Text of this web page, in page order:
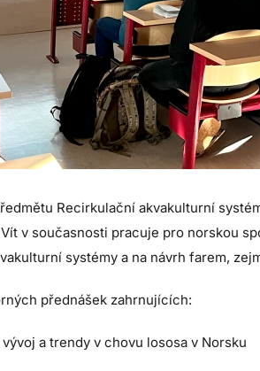
Recirkulační akvakulturní
v současnosti pracuje pro norskou
systémy a na návrh farem,
přednášek zahrnujících:
a trendy v chovu lososa v Norsku